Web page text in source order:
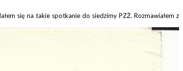
się na takie spotkanie do siedzimy PZŻ. Rozmawiałem z